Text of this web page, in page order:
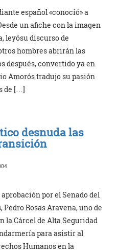
español «conoció» a
un afiche con la imagen
leyósu discurso de
hombres abrirán las
después, convertido ya en
Amorós tradujo su pasión
de […]
desnuda las
por el Senado del
Rosas Aravena, uno de
la Cárcel de Alta Seguridad
para asistir al
Humanos en la